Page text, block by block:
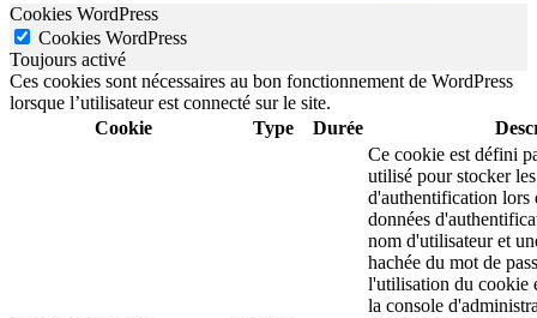
Cookies WordPress
Cookies WordPress
Toujours activé
Ces cookies sont nécessaires au bon fonctionnement de WordPress
lorsque l’utilisateur est connecté sur le site.
Cookie
Type Durée
Ce cookie est défini
utilisé pour stocker
d'authentification lors
données
nom d'utilisateur et
hachée du mot de
l'utilisation du cookie
la console